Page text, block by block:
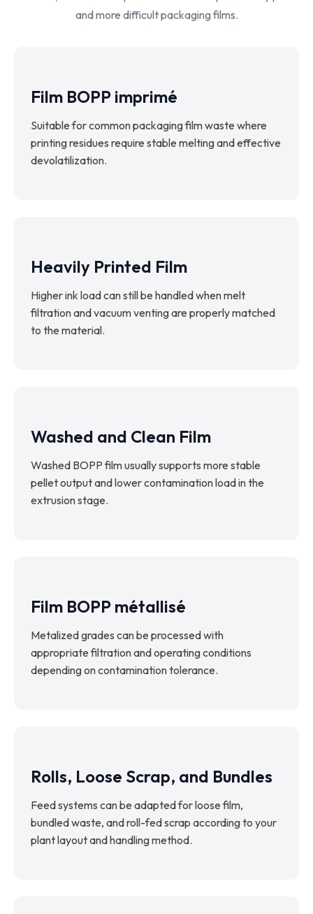
and more difficult packaging films.
Film BOPP imprimé
Suitable for common packaging film waste where
printing residues require stable melting and effective
devolatilization.
Heavily Printed Film
Higher ink load can still be handled when melt
filtration and vacuum venting are properly matched
to the material.
Washed and Clean Film
Washed BOPP film usually supports more stable
pellet output and lower contamination load in the
extrusion stage.
Film BOPP métallisé
Metalized grades can be processed with
appropriate filtration and operating conditions
depending on contamination tolerance.
Rolls, Loose Scrap, and Bundles
Feed systems can be adapted for loose film,
bundled waste, and roll-fed scrap according to your
plant layout and handling method.